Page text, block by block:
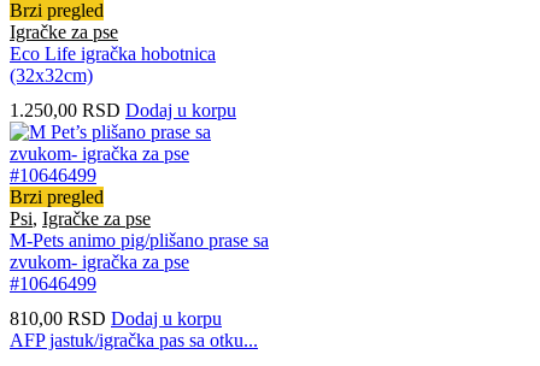
Brzi pregled
Igračke za pse
Eco Life igračka hobotnica
(32x32cm)
1.250,00 RSD Dodaj u korpu
Brzi pregled
Psi, Igračke za pse
M-Pets animo pig/plišano prase sa
zvukom- igračka za pse
#10646499
810,00 RSD Dodaj u korpu
AFP jastuk/igračka pas sa otku...